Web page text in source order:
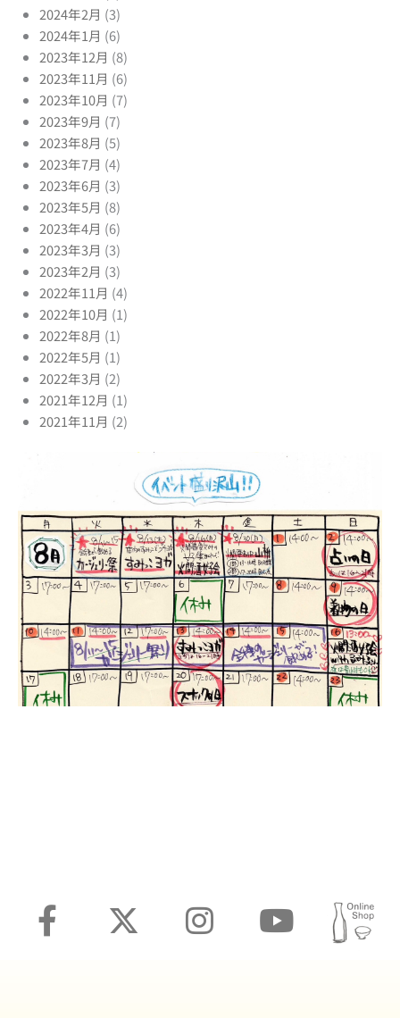
2024年2月 (3)
2024年1月 (6)
2023年12月 (8)
2023年11月 (6)
2023年10月 (7)
2023年9月 (7)
2023年8月 (5)
2023年7月 (4)
2023年6月 (3)
2023年5月 (8)
2023年4月 (6)
2023年3月 (3)
2023年2月 (3)
2022年11月 (4)
2022年10月 (1)
2022年8月 (1)
2022年5月 (1)
2022年3月 (2)
2021年12月 (1)
2021年11月 (2)